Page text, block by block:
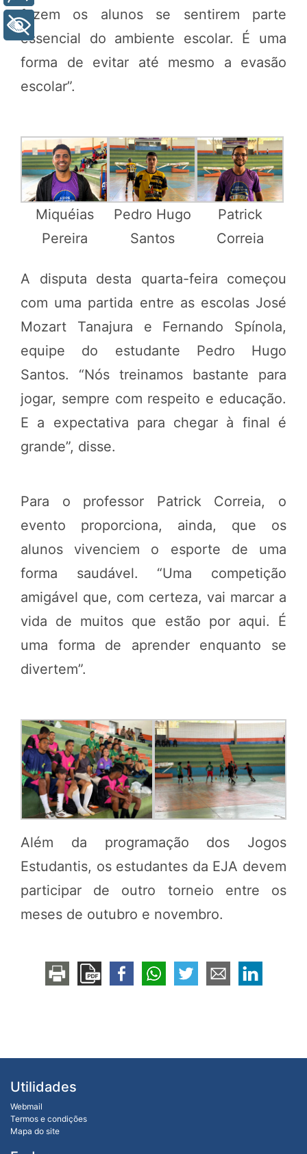
fazem os alunos se sentirem parte
essencial do ambiente escolar. É uma
forma de evitar até mesmo a evasão
escolar”.
Miquéias
Pereira
Pedro Hugo
Santos
Patrick
Correia
A disputa desta quarta-feira começou
com uma partida entre as escolas José
Mozart Tanajura e Fernando Spínola,
equipe do estudante Pedro Hugo
Santos. “Nós treinamos bastante para
jogar, sempre com respeito e educação.
E a expectativa para chegar à final é
grande”, disse.
Para o professor Patrick Correia, o
evento proporciona, ainda, que os
alunos vivenciem o esporte de uma
forma saudável. “Uma competição
amigável que, com certeza, vai marcar a
vida de muitos que estão por aqui. É
uma forma de aprender enquanto se
divertem”.
Além da programação dos Jogos
Estudantis, os estudantes da EJA devem
participar de outro torneio entre os
meses de outubro e novembro.
Utilidades
Webmail
Termos e condições
Mapa do site